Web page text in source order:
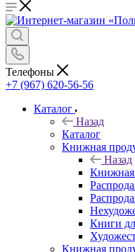
Телефоны
+7 (967) 620-56-56
Каталог
Назад
Каталог
Книжная
Назад
Книжная
Книги
Книжная